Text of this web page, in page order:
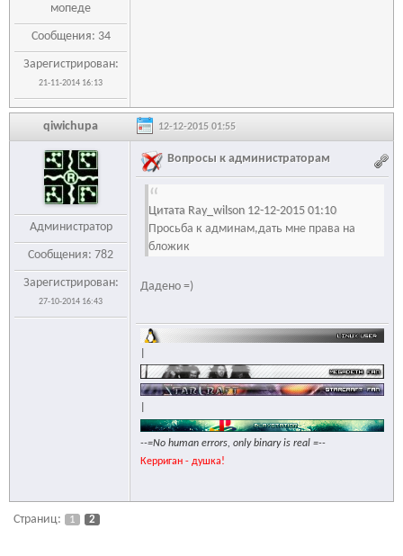
мопеде
Сообщения: 34
Зарегистрирован:
21-11-2014 16:13
qiwichupa 12-12-2015 01:55
Администратор
Сообщения: 782
Зарегистрирован:
27-10-2014 16:43
Вопросы к администраторам
Цитата Ray_wilson 12-12-2015 01:10
Просьба к админам,дать мне права на
бложик
Дадено =)
--=No human errors, only binary is real =--
Керриган - душка!
Страниц: 1 2